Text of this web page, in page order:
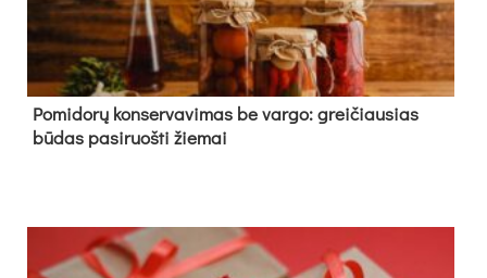
Pomidorų konservavimas be vargo: greičiausias
būdas pasiruošti žiemai